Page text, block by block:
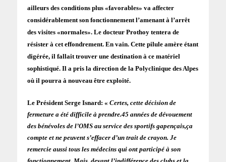
ailleurs des conditions plus «favorables» va affecter
considérablement son fonctionnement l’amenant à l’arrêt
des visites «normales». Le docteur Prothoy tentera de
résister à cet effondrement. En vain. Cette pilule amère étant
digérée, il fallait trouver une destination à ce matériel
sophistiqué. Il a pris la direction de la Polyclinique des Alpes
où il pourra à nouveau être exploité.
Le Président Serge Isnard: « Certes, cette décision de
fermeture a été difficile à prendre.45 années de dévouement
des bénévoles de l’OMS au service des sportifs gapençais,ça
compte et ne peuvent s’effacer d’un trait de crayon. Je
remercie aussi tous les médecins qui ont participé à son